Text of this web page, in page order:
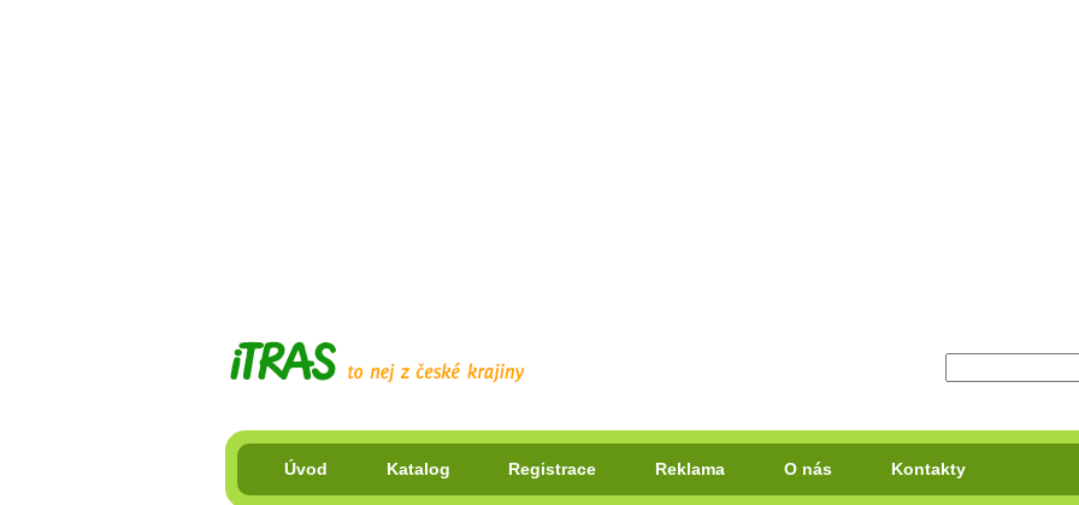
Úvod Katalog Registrace Reklama O nás Kontakty